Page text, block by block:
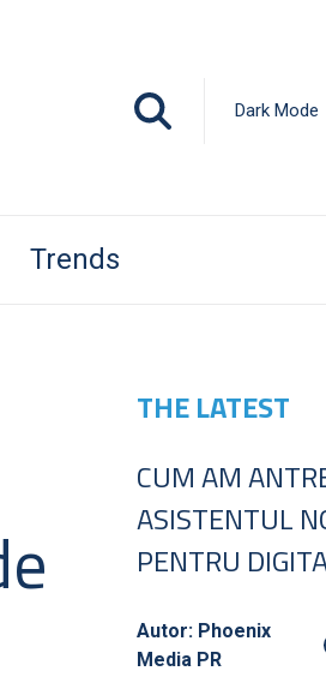
Dark Mode
Trends
THE LATEST
CUM AM
ASISTENTUL
PENTRU
Autor: Phoenix
Media PR